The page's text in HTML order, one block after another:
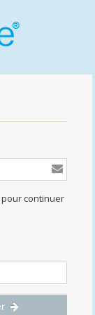
continuer